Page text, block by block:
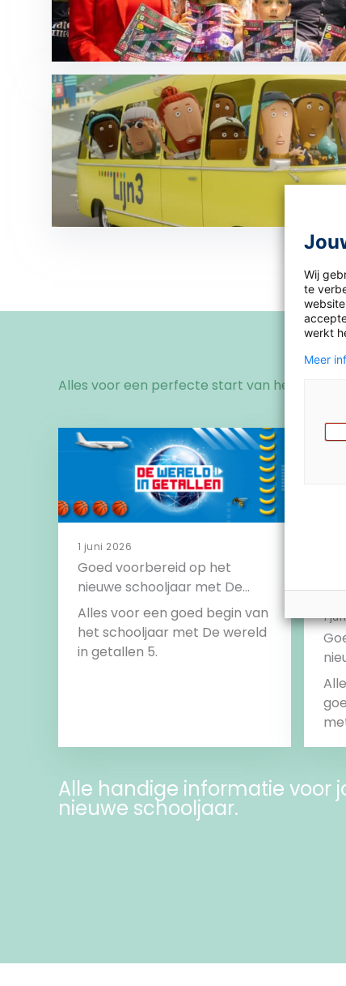
Alles voor een perfecte start van het
1 juni 2026
Goed voorbereid op het
nieuwe schooljaar met De
wereld in getallen 5
Alles voor een goed begin van
het schooljaar met De wereld
in getallen 5.
1
2e
Alle handige informatie voor
nieuwe schooljaar.
Wij
te
werkt
Meer